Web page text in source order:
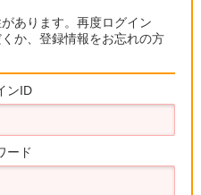
あります。再度ログイン
か、登録情報をお忘れの方
ンID
ード